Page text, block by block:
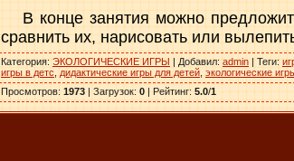
В конце занятия можно
сравнить их, нарисовать или
Категория: ЭКОЛОГИЧЕСКИЕ ИГРЫ | Добавил: admin | Теги:
игры в детс
дидактические игры для детей экологические
Просмотров: 1973 | Загрузок: 0 | Рейтинг: 5.0/1